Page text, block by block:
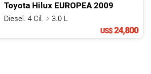
Toyota Hilux EUROPEA2009
Diesel. 4 Cil.
3.0 L
US$24,800